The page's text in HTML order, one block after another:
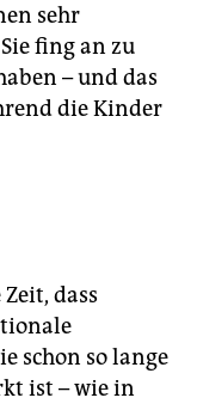
sehr
fing an zu
– und das
die Kinder
dass
schon so lange
ist – wie in